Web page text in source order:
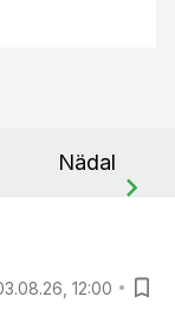
Nädal
12:00